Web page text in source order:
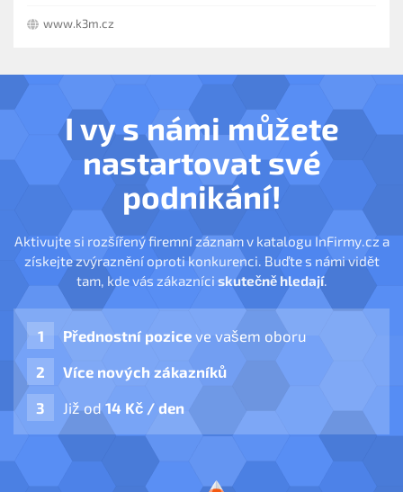
kamerové systémy včetně projekce, montáže a servisu.
www.k3m.cz
I vy s námi můžete
nastartovat své
podnikání!
Aktivujte si rozšířený firemní záznam v katalogu InFirmy.cz a
získejte zvýraznění oproti konkurenci. Buďte s námi vidět
tam, kde vás zákazníci skutečně hledají.
Přednostní pozice ve vašem oboru
Více nových zákazníků
Již od14 Kč / den